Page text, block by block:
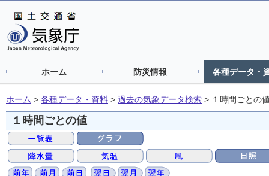
ホーム 防災情報 各種データ・
ホーム > 各種データ・資料 > 過去の気象データ検索 > １時間ごとの
１時間ごとの値